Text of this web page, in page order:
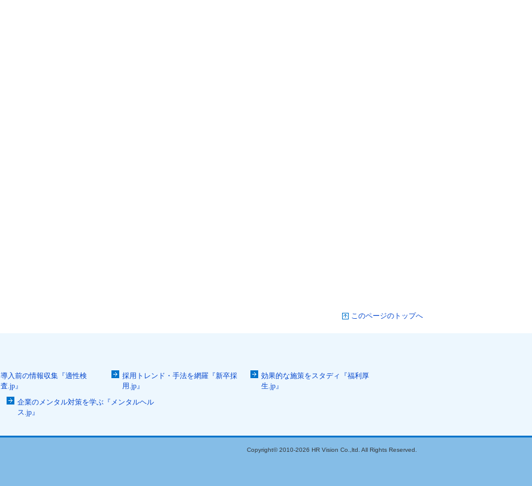
このページのトップへ
導入前の情報収集『適性検
査.jp』
採用トレンド・手法を網羅『新卒採
用.jp』
効果的な施策をスタディ『福利厚
生.jp』
企業のメンタル対策を学ぶ『メンタルヘル
ス.jp』
Copyright© 2010-2026 HR Vision Co.,ltd. All Rights Reserved.